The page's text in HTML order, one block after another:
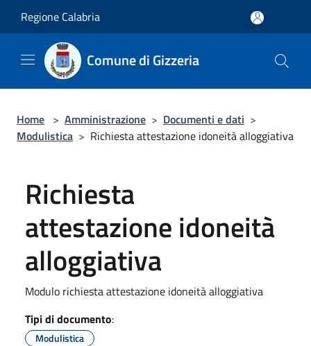
Regione Calabria
Comune di Gizzeria
Home > Amministrazione > Documenti e dati >
Modulistica > Richiesta attestazione idoneità alloggiativa
Richiesta
attestazione idoneità
alloggiativa
Modulo richiesta attestazione idoneità alloggiativa
Tipi di documento:
Modulistica